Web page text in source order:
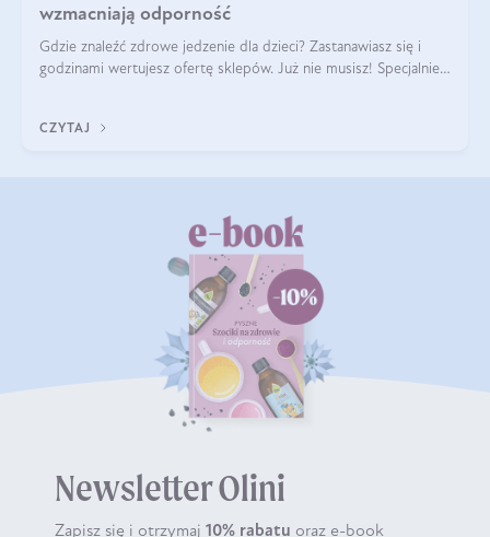
wzmacniają odporność
Gdzie znaleźć zdrowe jedzenie dla dzieci? Zastanawiasz się i
godzinami wertujesz ofertę sklepów. Już nie musisz! Specjalnie
CZYTAJ
Newsletter Olini
Zapisz się i otrzymaj 10% rabatu oraz e-book